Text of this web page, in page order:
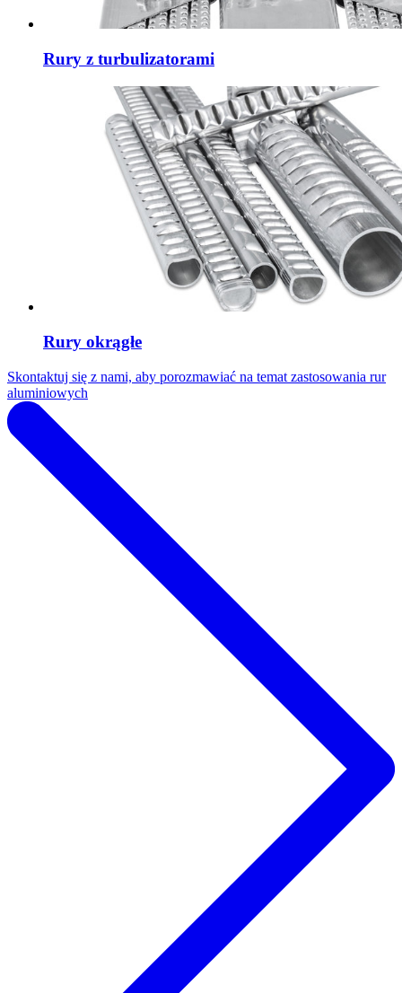
Rury z turbulizatorami
Rury okrągłe
Skontaktuj się z nami, aby porozmawiać na temat zastosowania rur
aluminiowych